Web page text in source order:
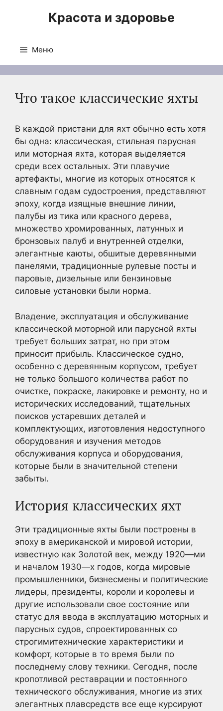
Красота и здоровье
Меню
Что такое классические яхты
В каждой пристани для яхт обычно есть хотя
бы одна: классическая, стильная парусная
или моторная яхта, которая выделяется
среди всех остальных. Эти плавучие
артефакты, многие из которых относятся к
славным годам судостроения, представляют
эпоху, когда изящные внешние линии,
палубы из тика или красного дерева,
множество хромированных, латунных и
бронзовых палуб и внутренней отделки,
элегантные каюты, обшитые деревянными
панелями, традиционные рулевые посты и
паровые, дизельные или бензиновые
силовые установки были норма.
Владение, эксплуатация и обслуживание
классической моторной или парусной яхты
требует больших затрат, но при этом
приносит прибыль. Классическое судно,
особенно с деревянным корпусом, требует
не только большого количества работ по
очистке, покраске, лакировке и ремонту, но и
исторических исследований, тщательных
поисков устаревших деталей и
комплектующих, изготовления недоступного
оборудования и изучения методов
обслуживания корпуса и оборудования,
которые были в значительной степени
забыты.
История классических яхт
Эти традиционные яхты были построены в
эпоху в американской и мировой истории,
известную как Золотой век, между 1920—ми
и началом 1930—х годов, когда мировые
промышленники, бизнесмены и политические
лидеры, президенты, короли и королевы и
другие использовали свое состояние или
статус для ввода в эксплуатацию моторных и
парусных судов, спроектированных со
строгимитехнические характеристики и
комфорт, которые в то время были по
последнему слову техники. Сегодня, после
кропотливой реставрации и постоянного
технического обслуживания, многие из этих
элегантных плавсредств все еще курсируют